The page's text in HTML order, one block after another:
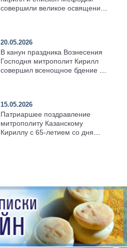
совершили великое освящение
20.05.2026
В канун праздника Вознесения
Господня митрополит Кирилл
совершил всенощное бдение в
15.05.2026
Патриаршее поздравление
митрополиту Казанскому
Кириллу с 65-летием со дня